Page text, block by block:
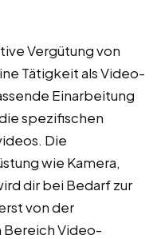
Vergütung von
Tätigkeit als Video-
Einarbeitung
spezifischen
Die
wie Kamera,
dir bei Bedarf zur
von der
Video-